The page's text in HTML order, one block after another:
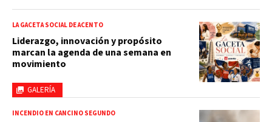
GALERÍA
LA GACETA SOCIAL DE ACENTO
Liderazgo, innovación y propósito
marcan la agenda de una semana en
movimiento
INCENDIO EN CANCINO SEGUNDO